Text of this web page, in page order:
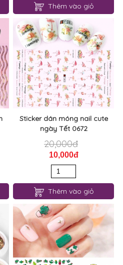
Thêm vào giỏ
Sticker dán móng nail cute
ngày Tết 0672
20,000đ
10,000đ
Thêm vào giỏ